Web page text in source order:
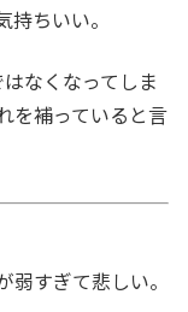
ちいい。
なくなってしま
を補っていると言
弱すぎて悲しい。